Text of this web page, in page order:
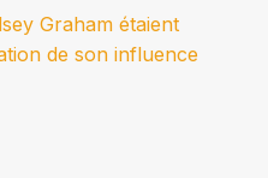
Graham étaient
de son influence